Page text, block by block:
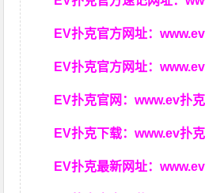
EV扑克官方网址：
EV扑克官方网址：
EV扑克官网：www.ev扑
EV扑克下载：www.ev扑
EV扑克最新网址：